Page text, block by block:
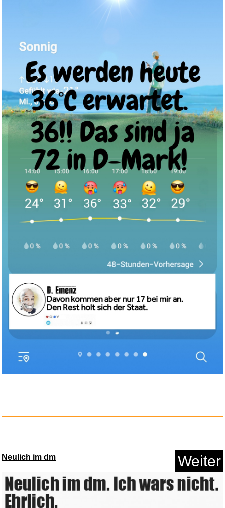
HELDENWERK® Tennissocken
(6 P...
Anzeige
Fitness Circuit...
Smartwatch Damen Rund,
Neulich im dm Weiter